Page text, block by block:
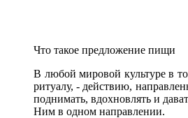
Что такое предложение пищи
В любой мировой культуре в
ритуалу, - действию,
поднимать, вдохновлять и
Ним в одном направлении.